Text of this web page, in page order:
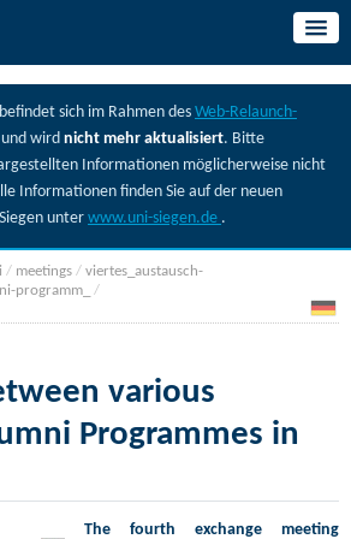
sich im Rahmen des Web-Relaunch-
wirdnicht mehr aktualisiert. Bitte
Informationen möglicherweise nicht
Informationen finden Sie auf der neuen
unter www.uni-siegen.de .
/ meetings / viertes_austausch-
programm_
/
various
Programmes in
The fourth exchange meeting